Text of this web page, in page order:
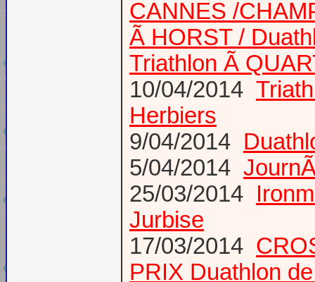
CANNES /
Ã HORST /
Triathlon Ã
10/04/2014
Herbiers
9/04/2014
5/04/2014
25/03/2014
Jurbise
17/03/2014
PRIX Duathlon